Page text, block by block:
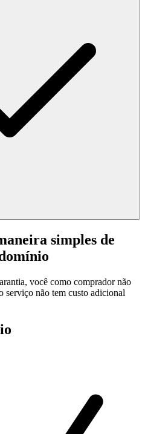
simples de
você como comprador não
serviço não tem custo adicional